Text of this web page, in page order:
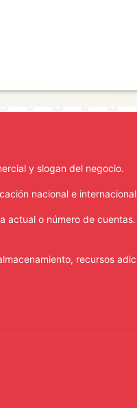
y slogan del negocio.
nacional e
o número de
recursos